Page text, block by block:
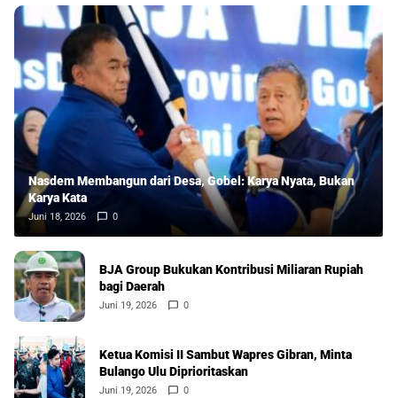
Nasdem Membangun dari Desa, Gobel: Karya Nyata, Bukan
Karya Kata
Juni 18, 2026 0
BJA Group Bukukan Kontribusi Miliaran Rupiah
bagi Daerah
Juni 19, 2026 0
Ketua Komisi II Sambut Wapres Gibran, Minta
Bulango Ulu Diprioritaskan
Juni 19, 2026 0